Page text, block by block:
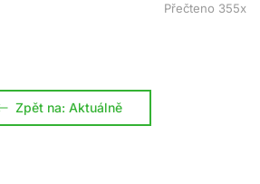
Přečteno 355x
Zpět na: Aktuálně